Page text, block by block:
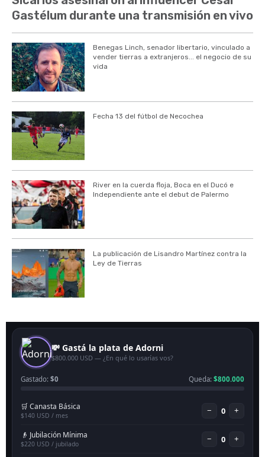
Gastélum durante una transmisión en vivo
Benegas Linch, senador libertario, vinculado a
vender tierras a extranjeros... el negocio de su
vida
Fecha 13 del fútbol de Necochea
River en la cuerda floja, Boca en el Ducó e
Independiente ante el debut de Palermo
La publicación de Lisandro Martínez contra la
Ley de Tierras